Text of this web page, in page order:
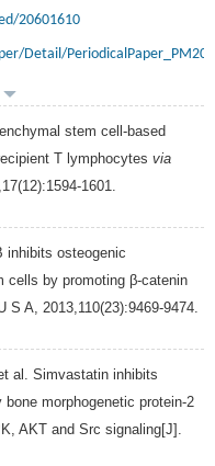
20601610
Detail/
stem cell-based
T lymphocytes via
17(12):1594-1601.
inhibits osteogenic
cells by promoting β-catenin
S A 2013 110(23):9469-9474.
al. Simvastatin inhibits
morphogenetic protein-2
AKT and Src signaling[J].